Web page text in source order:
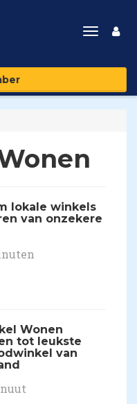
Toggle
lokale winkels
van onzekere
Wonen
tot leukste
van